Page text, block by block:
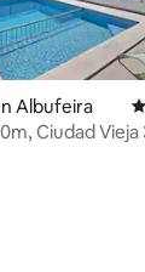
5; 204
Albufeira
Ciudad Vieja